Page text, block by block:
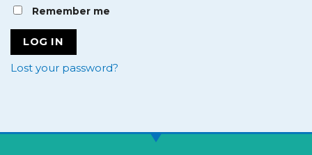
Remember me
LOG IN
Lost your password?